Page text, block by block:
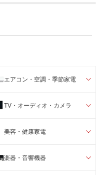
エアコン・空調・季節家電
TV・オーディオ・カメラ
美容・健康家電
楽器・音響機器